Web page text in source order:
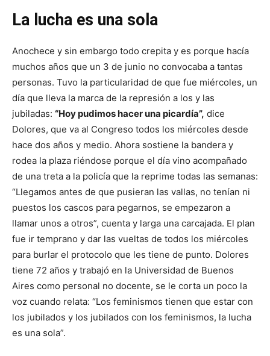
La lucha es una sola
Anochece y sin embargo todo crepita y es porque hacía
muchos años que un 3 de junio no convocaba a tantas
personas. Tuvo la particularidad de que fue miércoles, un
día que lleva la marca de la represión a los y las
jubiladas: “Hoy pudimos hacer una picardía”, dice
Dolores, que va al Congreso todos los miércoles desde
hace dos años y medio. Ahora sostiene la bandera y
rodea la plaza riéndose porque el día vino acompañado
de una treta a la policía que la reprime todas las semanas:
“Llegamos antes de que pusieran las vallas, no tenían ni
puestos los cascos para pegarnos, se empezaron a
llamar unos a otros”, cuenta y larga una carcajada. El plan
fue ir temprano y dar las vueltas de todos los miércoles
para burlar el protocolo que les tiene de punto. Dolores
tiene 72 años y trabajó en la Universidad de Buenos
Aires como personal no docente, se le corta un poco la
voz cuando relata: “Los feminismos tienen que estar con
los jubilados y los jubilados con los feminismos, la lucha
es una sola”.